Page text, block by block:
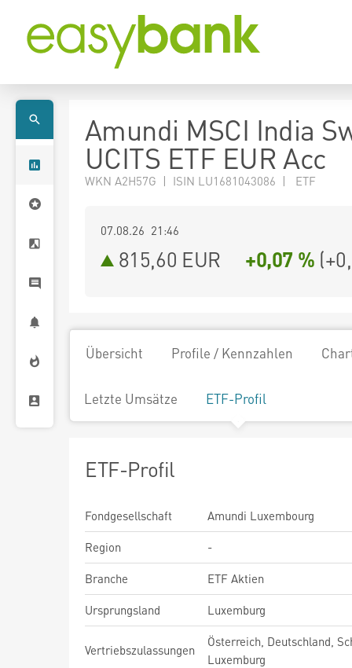
Amundi MSCI India
UCITS ETF EUR Acc
WKN A2H57G | ISIN LU1681043086 | ETF
07.08.26 21:46
815,60 EUR +0,07 % (
Übersicht Profile / Kennzahlen
Letzte Umsätze ETF-Profil
ETF-Profil
Fondgesellschaft
Amundi Luxembourg
Region
-
Branche
ETF Aktien
Ursprungsland
Luxemburg
Vertriebszulassungen
Österreich, Deutschland,
Luxemburg